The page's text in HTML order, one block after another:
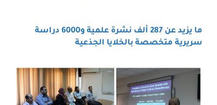
ما يزيد عن 287 ألف نشرة علمية و6000 دراسة
سريرية متخصصة بالخلايا الجذعية